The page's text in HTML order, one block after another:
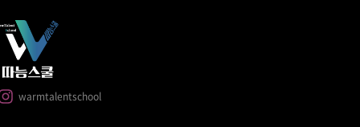
warmtalentschool